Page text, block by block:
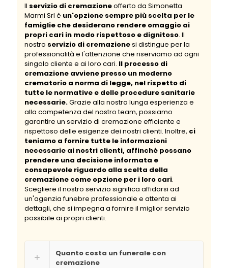
Il servizio di cremazioneofferto da Simonetta
Marmi Srl è un'opzione sempre più scelta per le
famiglie che desiderano rendere omaggio ai
propri cari in modo rispettoso e dignitoso. Il
nostro servizio di cremazionesi distingue per la
professionalità e l'attenzione che riserviamo ad ogni
singolo cliente e ai loro cari. Il processo di
cremazione avviene presso un moderno
crematorio a norma di legge, nel rispetto di
tutte le normative e delle procedure sanitarie
necessarie.Grazie alla nostra lunga esperienza e
alla competenza del nostro team, possiamo
garantire un servizio di cremazione efficiente e
rispettoso delle esigenze dei nostri clienti. Inoltre, ci
teniamo a fornire tutte le informazioni
necessarie ai nostri clienti, affinché possano
prendere una decisione informata e
consapevole riguardo alla scelta della
cremazione come opzione per i loro cari.
Scegliere il nostro servizio significa affidarsi ad
un'agenzia funebre professionale e attenta ai
dettagli, che si impegna a fornire il miglior servizio
possibile ai propri clienti.
Quanto costa un funerale con
cremazione